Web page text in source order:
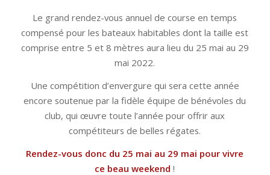
Le grand rendez-vous annuel de course en temps
compensé pour les bateaux habitables dont la taille est
comprise entre 5 et 8 mètres aura lieu du 25 mai au 29
mai 2022.
Une compétition d’envergure qui sera cette année
encore soutenue par la fidèle équipe de bénévoles du
club, qui œuvre toute l’année pour offrir aux
compétiteurs de belles régates.
Rendez-vous donc du 25 mai au 29 mai pour vivre
ce beau weekend !